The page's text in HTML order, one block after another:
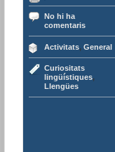
No hi ha
comentaris
Activitats, General
Curiositats
lingüístiques,
Llengües